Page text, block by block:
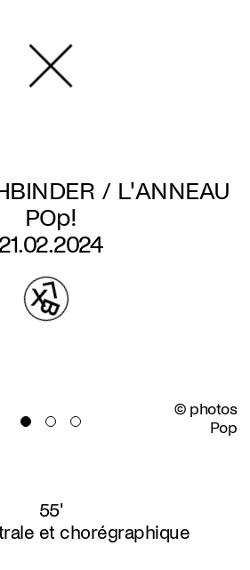
/ L'ANNEAU
POp!
21.02.2024
© photos
Pop
55'
et chorégraphique